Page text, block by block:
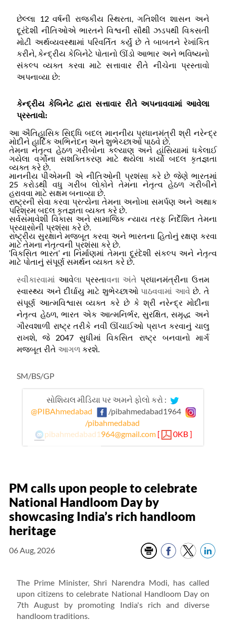
છેલ્લા 12વર્ષની રાજકીય સ્થિરતા, ગતિશીલ શાસન અને
દૂરંદેશી નીતિઓએ ભારતને વિશ્વની સૌથી ઝડપથી વિકસતી
મોટી અર્થવ્યવસ્થામાં પરિવર્તિત કર્યું છે તે બાબતને રેખાંકિત
કરીને,કેન્દ્રીય કેબિનેટે પોતાનો ઊંડો આભાર અને ભવિષ્યનો
સંકલ્પ વ્યક્ત કરવા માટે સત્તાવાર રીતે નીચેના પ્રસ્તાવો
અપનાવ્યા છે:
કેન્દ્રીય કેબિનેટ દ્વારા સત્તાવાર રીતે અપનાવવામાં આવેલા
પ્રસ્તાવો:
આ ઐતિહાસિક સિદ્ધિ બદલ માનનીય પ્રધાનમંત્રી શ્રી નરેન્દ્ર
મોદીને હાર્દિક અભિનંદન અને શુભેચ્છાઓ પાઠવે છે.
તેમના નેતૃત્વ હેઠળ ગરીબોના કલ્યાણ અને હાંસિયામાં ધકેલાઈ
ગયેલા વર્ગોના સશક્તિકરણ માટે થયેલા કાર્યો બદલ કૃતજ્ઞતા
વ્યક્ત કરે છે.
માનનીય પીએમની એ નીતિઓની પ્રશંસા કરે છે જેણે ભારતમાં
25 કરોડથી વધુ ગરીબ લોકોને તેમના નેતૃત્વ હેઠળ ગરીબીને
હરાવવા માટે સક્ષમ બનાવ્યા છે.
રાષ્ટ્રની સેવા કરવા પ્રત્યેના તેમના અનોખા સમર્પણ અને અથાક
પરિશ્રમ બદલ કૃતજ્ઞતા વ્યક્ત કરે છે.
સર્વસમાવેશી વિકાસ અને સામાજિક ન્યાય તરફ નિર્દેશિત તેમના
પ્રયાસોની પ્રશંસા કરે છે.
રાષ્ટ્રીય સુરક્ષાને મજબૂત કરવા અને ભારતના હિતોનું રક્ષણ કરવા
માટે તેમના નેતૃત્વની પ્રશંસા કરે છે.
‘વિકસિત ભારત‘ના નિર્માણમાં તેમના દૂરંદેશી સંકલ્પ અને નેતૃત્વ
માટે પોતાનું સંપૂર્ણ સમર્થન વ્યક્ત કરે છે.
સ્વીકારવામાં આવેલા પ્રસ્તાવના અંતેપ્રધાનમંત્રીના ઉત્તમ
સ્વાસ્થ્ય અને દીર્ઘાયુ માટે શુભેચ્છાઓ પાઠવવામાં આવેછે.તે
સંપૂર્ણ આત્મવિશ્વાસ વ્યક્ત કરે છે કે શ્રી નરેન્દ્ર મોદીના
નેતૃત્વ હેઠળ, ભારત એક આત્મનિર્ભર,સુરક્ષિત,સમૃદ્ધ અને
ગૌરવશાળી રાષ્ટ્ર તરીકે નવી ઊંચાઈઓ પ્રાપ્ત કરવાનું ચાલુ
રાખશે, જે 2047 સુધીમાં વિકસિત રાષ્ટ્ર બનવાનો માર્ગ
મજબૂત રીતે આગળ કરશે.
SM/BS/GP
સોશિયલ મીડિયા પર અમને ફોલો કરો :
@PIBAhmedabad
/pibahmedabad1964
/pibahmedabad
pibahmedabad1964@gmail.com[ 0KB ]
PM calls upon people to celebrate
National Handloom Day by
showcasing India’s rich handloom
heritage
06 Aug, 2026
The Prime Minister, Shri Narendra Modi, has called
upon citizens to celebrate National Handloom Day on
7th August by promoting India's rich and diverse
handloom traditions.